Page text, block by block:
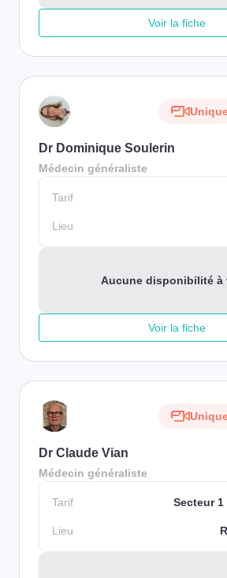
Voir la fiche
Dr Dominique Soulerin
Médecin généraliste
Tarif
Lieu
Aucune disponibilité à
Voir la fiche
Dr Claude Vian
Médecin généraliste
Tarif Secteur 1
Lieu